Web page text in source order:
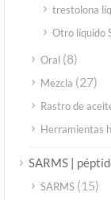
trestolona
Otro líquido
Oral (8)
Mezcla (27)
Rastro de
Herramientas
SARMS |
SARMS (15)